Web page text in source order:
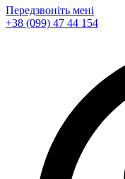
Передзвоніть мені
+38 (099) 47 44 154